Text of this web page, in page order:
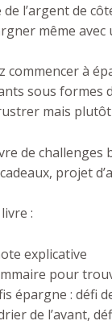
l’argent de
même
commencer à
sous formes
mais
de
projet
:
explicative
pour
épargne : défi
de l’avant,